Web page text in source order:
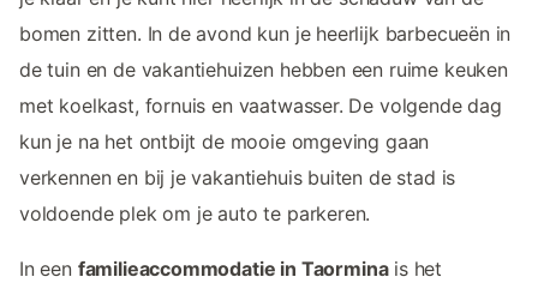
bomen zitten. In de avond kun je heerlijk barbecueën in
de tuin en de vakantiehuizen hebben een ruime keuken
met koelkast, fornuis en vaatwasser. De volgende dag
kun je na het ontbijt de mooie omgeving gaan
verkennen en bij je vakantiehuis buiten de stad is
voldoende plek om je auto te parkeren.
In een familieaccommodatie in Taorminais het